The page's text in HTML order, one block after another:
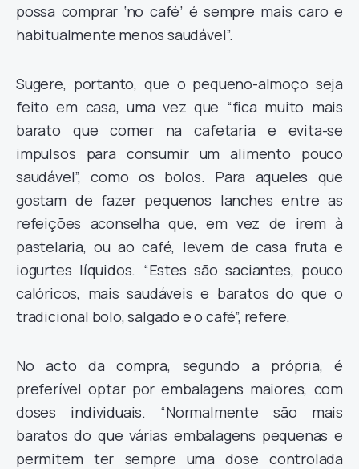
possa comprar ‘no café’ é sempre mais caro e
habitualmente menos saudável”.
Sugere, portanto, que o pequeno-almoço seja
feito em casa, uma vez que “fica muito mais
barato que comer na cafetaria e evita-se
impulsos para consumir um alimento pouco
saudável”, como os bolos. Para aqueles que
gostam de fazer pequenos lanches entre as
refeições aconselha que, em vez de irem à
pastelaria, ou ao café, levem de casa fruta e
iogurtes líquidos. “Estes são saciantes, pouco
calóricos, mais saudáveis e baratos do que o
tradicional bolo, salgado e o café”, refere.
No acto da compra, segundo a própria, é
preferível optar por embalagens maiores, com
doses individuais. “Normalmente são mais
baratos do que várias embalagens pequenas e
permitem ter sempre uma dose controlada